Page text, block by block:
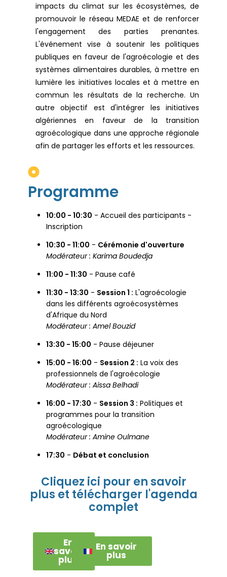
impacts du climat sur les écosystèmes, de
promouvoir le réseau MEDAE et de renforcer
l'engagement des parties prenantes.
L'événement vise à soutenir les politiques
publiques en faveur de l'agroécologie et des
systèmes alimentaires durables, à mettre en
lumière les initiatives locales et à mettre en
commun les résultats de la recherche. Un
autre objectif est d'intégrer les initiatives
algériennes en faveur de la transition
agroécologique dans une approche régionale
afin de partager les efforts et les ressources.
Programme
10:00 - 10:30 - Accueil des participants -
Inscription
10:30 - 11:00 - Cérémonie d'ouverture
Modérateur : Karima Boudedja
11:00 - 11:30 - Pause café
11:30 - 13:30 - Session 1 : L'agroécologie
dans les différents agroécosystèmes
d'Afrique du Nord
Modérateur : Amel Bouzid
13:30 - 15:00 - Pause déjeuner
15:00 - 16:00 - Session 2 : La voix des
professionnels de l'agroécologie
Modérateur : Aissa Belhadi
16:00 - 17:30 - Session 3 : Politiques et
programmes pour la transition
agroécologique
Modérateur : Amine Oulmane
17:30 - Débat et conclusion
Cliquez ici pour en savoir
plus et télécharger l'agenda
complet
En
savoir
plus
En savoir
plus